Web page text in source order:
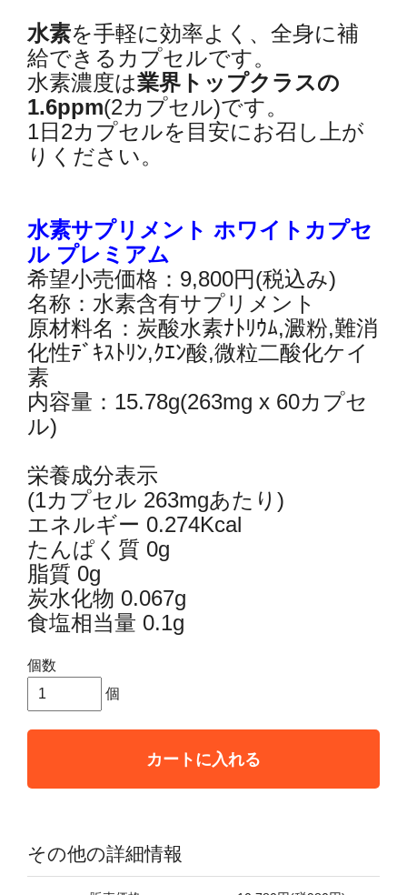
水素を手軽に効率よく、全身に補
給できるカプセルです。
水素濃度は業界トップクラスの
1.6ppm(2カプセル)です。
1日2カプセルを目安にお召し上が
りください。
水素サプリメント ホワイトカプセ
ル プレミアム
希望小売価格：9,800円(税込み)
名称：水素含有サプリメント
原材料名：炭酸水素ﾅﾄﾘｳﾑ,澱粉,難消
化性ﾃﾞｷｽﾄﾘﾝ,ｸｴﾝ酸,微粒二酸化ケイ
素
内容量：15.78g(263mg x 60カプセ
ル)
栄養成分表示
(1カプセル 263mgあたり)
エネルギー 0.274Kcal
たんぱく質 0g
脂質 0g
炭水化物 0.067g
食塩相当量 0.1g
個数
個
カートに入れる
その他の詳細情報